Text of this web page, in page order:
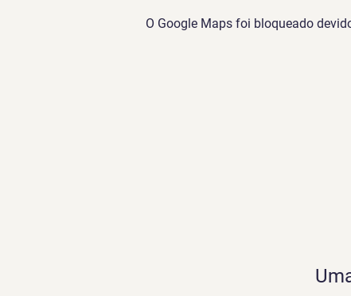
O Google Maps foi bloqueado